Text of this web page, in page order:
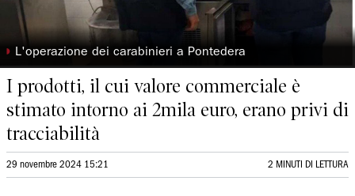
◗ L'operazione dei carabinieri a Pontedera
I prodotti, il cui valore commerciale è
stimato intorno ai 2mila euro, erano privi di
tracciabilità
29 novembre 2024 15:21 2 MINUTI DI LETTURA